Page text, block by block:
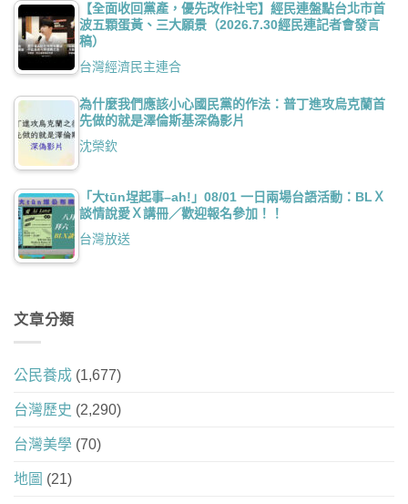
【全面收回黨產，優先改作社宅】經民連盤點台北市首
波五顆蛋黃、三大願景（2026.7.30經民連記者會發言
稿）
台灣經濟民主連合
為什麼我們應該小心國民黨的作法：普丁進攻烏克蘭首
先做的就是澤倫斯基深偽影片
沈榮欽
「大tūn埕起事–ah!」08/01 一日兩場台語活動：BLＸ
談情說愛Ｘ講冊／歡迎報名參加！！
台灣放送
文章分類
公民養成 (1,677)
台灣歷史 (2,290)
台灣美學 (70)
地圖 (21)